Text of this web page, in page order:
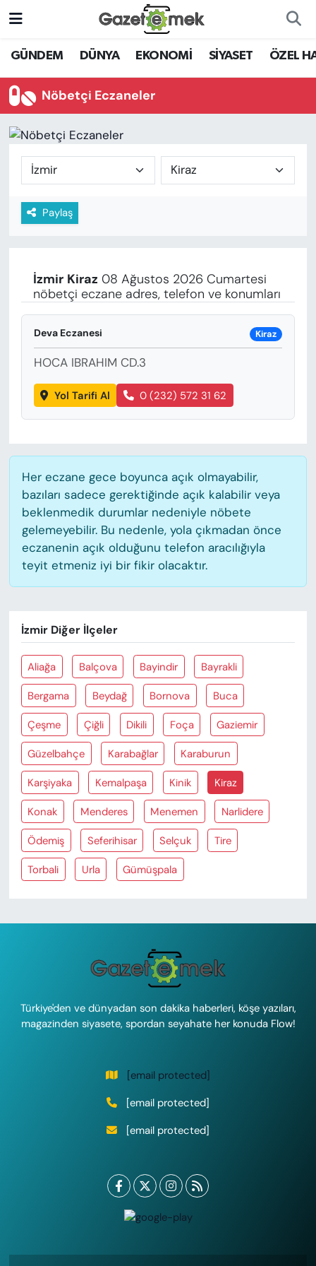
GÜNDEM DÜNYA EKONOMİ SİYASET ÖZEL
Nöbetçi Eczaneler
Paylaş
İzmir Kiraz 08 Ağustos 2026 Cumartesi
nöbetçi eczane adres, telefon ve konumları
Deva Eczanesi Kiraz
HOCA IBRAHIM CD.3
Yol Tarifi Al 0 (232) 572 31 62
Her eczane gece boyunca açık olmayabilir,
bazıları sadece gerektiğinde açık kalabilir veya
beklenmedik durumlar nedeniyle nöbete
gelemeyebilir. Bu nedenle, yola çıkmadan önce
eczanenin açık olduğunu telefon aracılığıyla
teyit etmeniz iyi bir fikir olacaktır.
İzmir Diğer İlçeler
Aliağa Balçova Bayindir Bayrakli
Bergama Beydağ Bornova Buca
Çeşme Çiğli Dikili Foça Gaziemir
Güzelbahçe Karabağlar Karaburun
Karşiyaka Kemalpaşa Kinik Kiraz
Konak Menderes Menemen Narlidere
Ödemiş Seferihisar Selçuk Tire
Torbali Urla Gümüşpala
Türkiye'den ve dünyadan son dakika haberleri, köşe yazıları,
magazinden siyasete, spordan seyahate her konuda Flow!
[email protected]
[email protected]
[email protected]
DÜNYA
EKONOMİ
YENİ MEDYADA EMEK
GAZETECİLİĞİNİ GELİŞTİRMEK
FAYDALI BİLGİLER
EĞİTİM
SAĞLIK
SPOR
ÖZEL HABER
YAZAR KÖŞESİ
SİYASET
Nöbetçi Eczaneler
Hava Durumu
Trafik Durumu
Haber Arşivi